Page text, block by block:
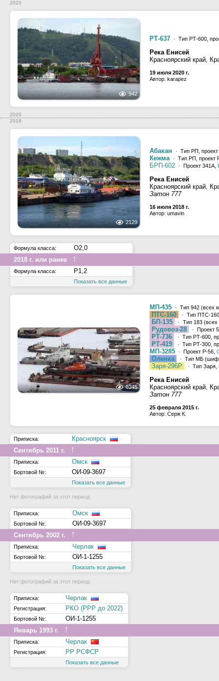
2020
942
РТ-637 · Тип РТ-600,
Река Енисей
Красноярский край,
19 июля 2020 г.
Автор: karapez
2020
2018
2129
Абакан · Тип РП,
Кежма · Тип РП, проект
БРП-602 · Проект 341А,
Река Енисей
Красноярский край,
Затон 777
16 июля 2018 г.
Автор: umavin
Формула класса:
О2,0
2018 г. или ранее
↑
Формула класса: Р1,2
Показать все данные
6245
МП-435 · Тип 942 (всех
ПТС-160 · Тип ПТС-
БП-135 · Тип 183
Рудовоз-28 · Проект
РТ-736 · Тип РТ-600,
РТ-419 · Тип РТ-300,
МП-3285 · Проект Р-56,
Оленка · Тип МБ
Заря-296Р · Тип Заря,
Река Енисей
Красноярский край,
Затон 777
25 февраля 2015 г.
Автор: Серж К.
Приписка:
Красноярск
Сентябрь 2011 г.
↑
Приписка: Омск
Бортовой №: ОИ-09-3697
Показать все данные
Нет фотографий за этот период
Приписка: Омск
Бортовой №:
ОИ-09-3697
Сентябрь 2002 г.
↑
Приписка: Черлак
Бортовой №: ОИ-1-1255
Показать все данные
Нет фотографий за этот период
Приписка: Черлак
Регистрация: РКО (РРР до 2022)
Бортовой №:
ОИ-1-1255
Январь 1993 г.
↑
Приписка: Черлак
Регистрация: РР РСФСР
Показать все данные